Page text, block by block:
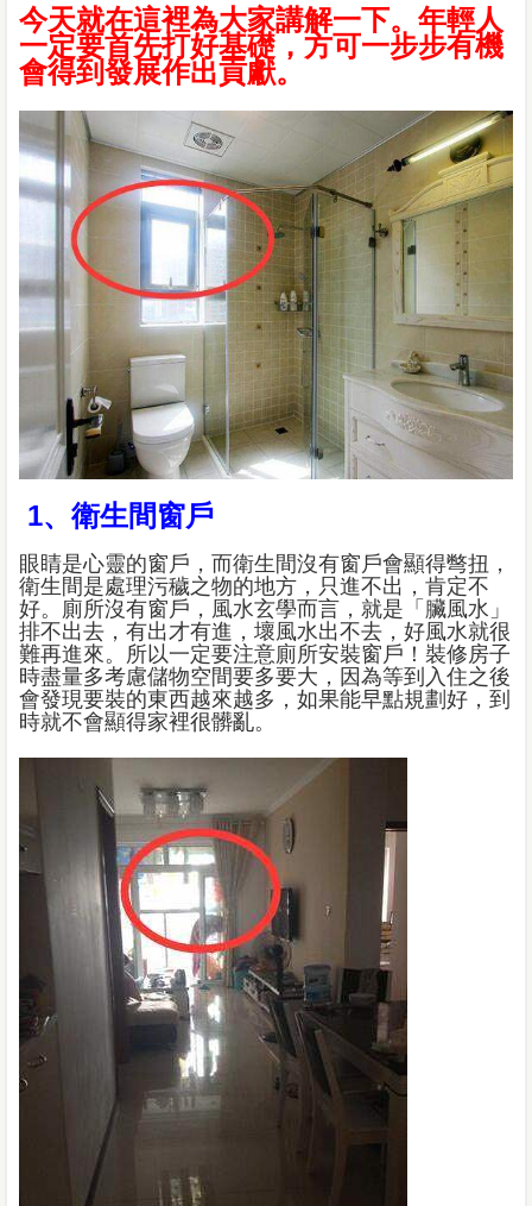
今天就在這裡為大家講解一下。年輕人
一定要首先打好基礎，方可一步步有機
會得到發展作出貢獻。
1、衛生間窗戶
眼睛是心靈的窗戶，而衛生間沒有窗戶會顯得彆扭，
衛生間是處理污穢之物的地方，只進不出，肯定不
好。廁所沒有窗戶，風水玄學而言，就是「臟風水」
排不出去，有出才有進，壞風水出不去，好風水就很
難再進來。所以一定要注意廁所安裝窗戶！裝修房子
時盡量多考慮儲物空間要多要大，因為等到入住之後
會發現要裝的東西越來越多，如果能早點規劃好，到
時就不會顯得家裡很髒亂。